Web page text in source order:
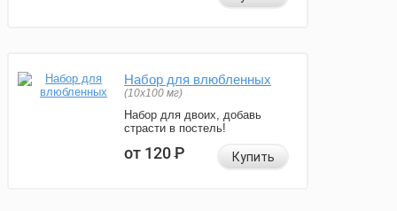
Набор для влюбленных
(10х100 мг)
Набор для двоих, добавь
страсти в постель!
от 120Р Купить